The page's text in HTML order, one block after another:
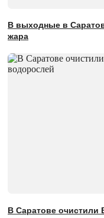
В выходные в
жара
В Саратове очистили